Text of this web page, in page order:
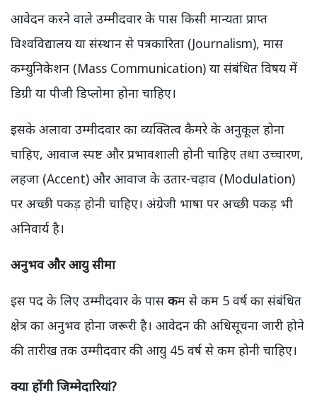
आवेदन करने वाले उम्मीदवार के पास किसी मान्यता प्राप्त
विश्वविद्यालय या संस्थान से पत्रकारिता (Journalism), मास
कम्युनिकेशन (Mass Communication) या संबंधित विषय में
डिग्री या पीजी डिप्लोमा होना चाहिए।
इसके अलावा उम्मीदवार का व्यक्तित्व कैमरे के अनुकूल होना
चाहिए, आवाज स्पष्ट और प्रभावशाली होनी चाहिए तथा उच्चारण,
लहजा (Accent) और आवाज के उतार-चढ़ाव (Modulation)
पर अच्छी पकड़ होनी चाहिए। अंग्रेजी भाषा पर अच्छी पकड़ भी
अनिवार्य है।
अनुभव और आयु सीमा
इस पद के लिए उम्मीदवार के पास कम से कम 5 वर्ष का संबंधित
क्षेत्र का अनुभव होना जरूरी है। आवेदन की अधिसूचना जारी होने
की तारीख तक उम्मीदवार की आयु 45 वर्ष से कम होनी चाहिए।
क्या होंगी जिम्मेदारियां?